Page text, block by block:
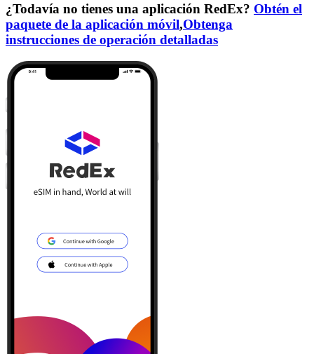
¿Todavía no tienes una aplicación RedEx? Obtén el
paquete de la aplicación móvil,Obtenga
instrucciones de operación detalladas